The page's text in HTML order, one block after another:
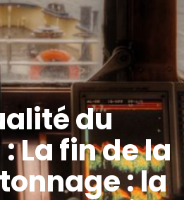
du
La fin de la
: la